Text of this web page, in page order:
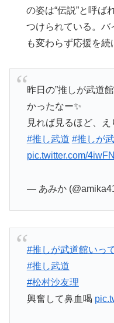
の姿は“伝説”と呼ば
つけられている。
も変わらず応援を続
昨日の”推しが武道
かったなー✨
見れば見るほど、
#推し武道 #推しが
pic.twitter.com/
— あみか
#推しが武道館いっ
#推し武道
#松村沙友理
興奮して鼻血喝